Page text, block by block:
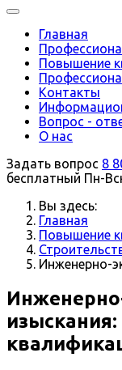
Главная
Повышение
Контакты
Вопрос -
О нас
Задать вопрос 8
бесплатный Пн-
Вы здесь:
Главная
Повышение
Инженерно-